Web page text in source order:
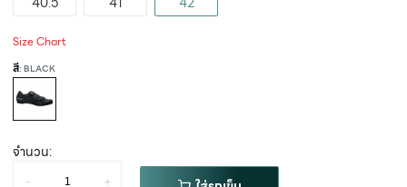
Size Chart
สี: BLACK
จำนวน:
-
+